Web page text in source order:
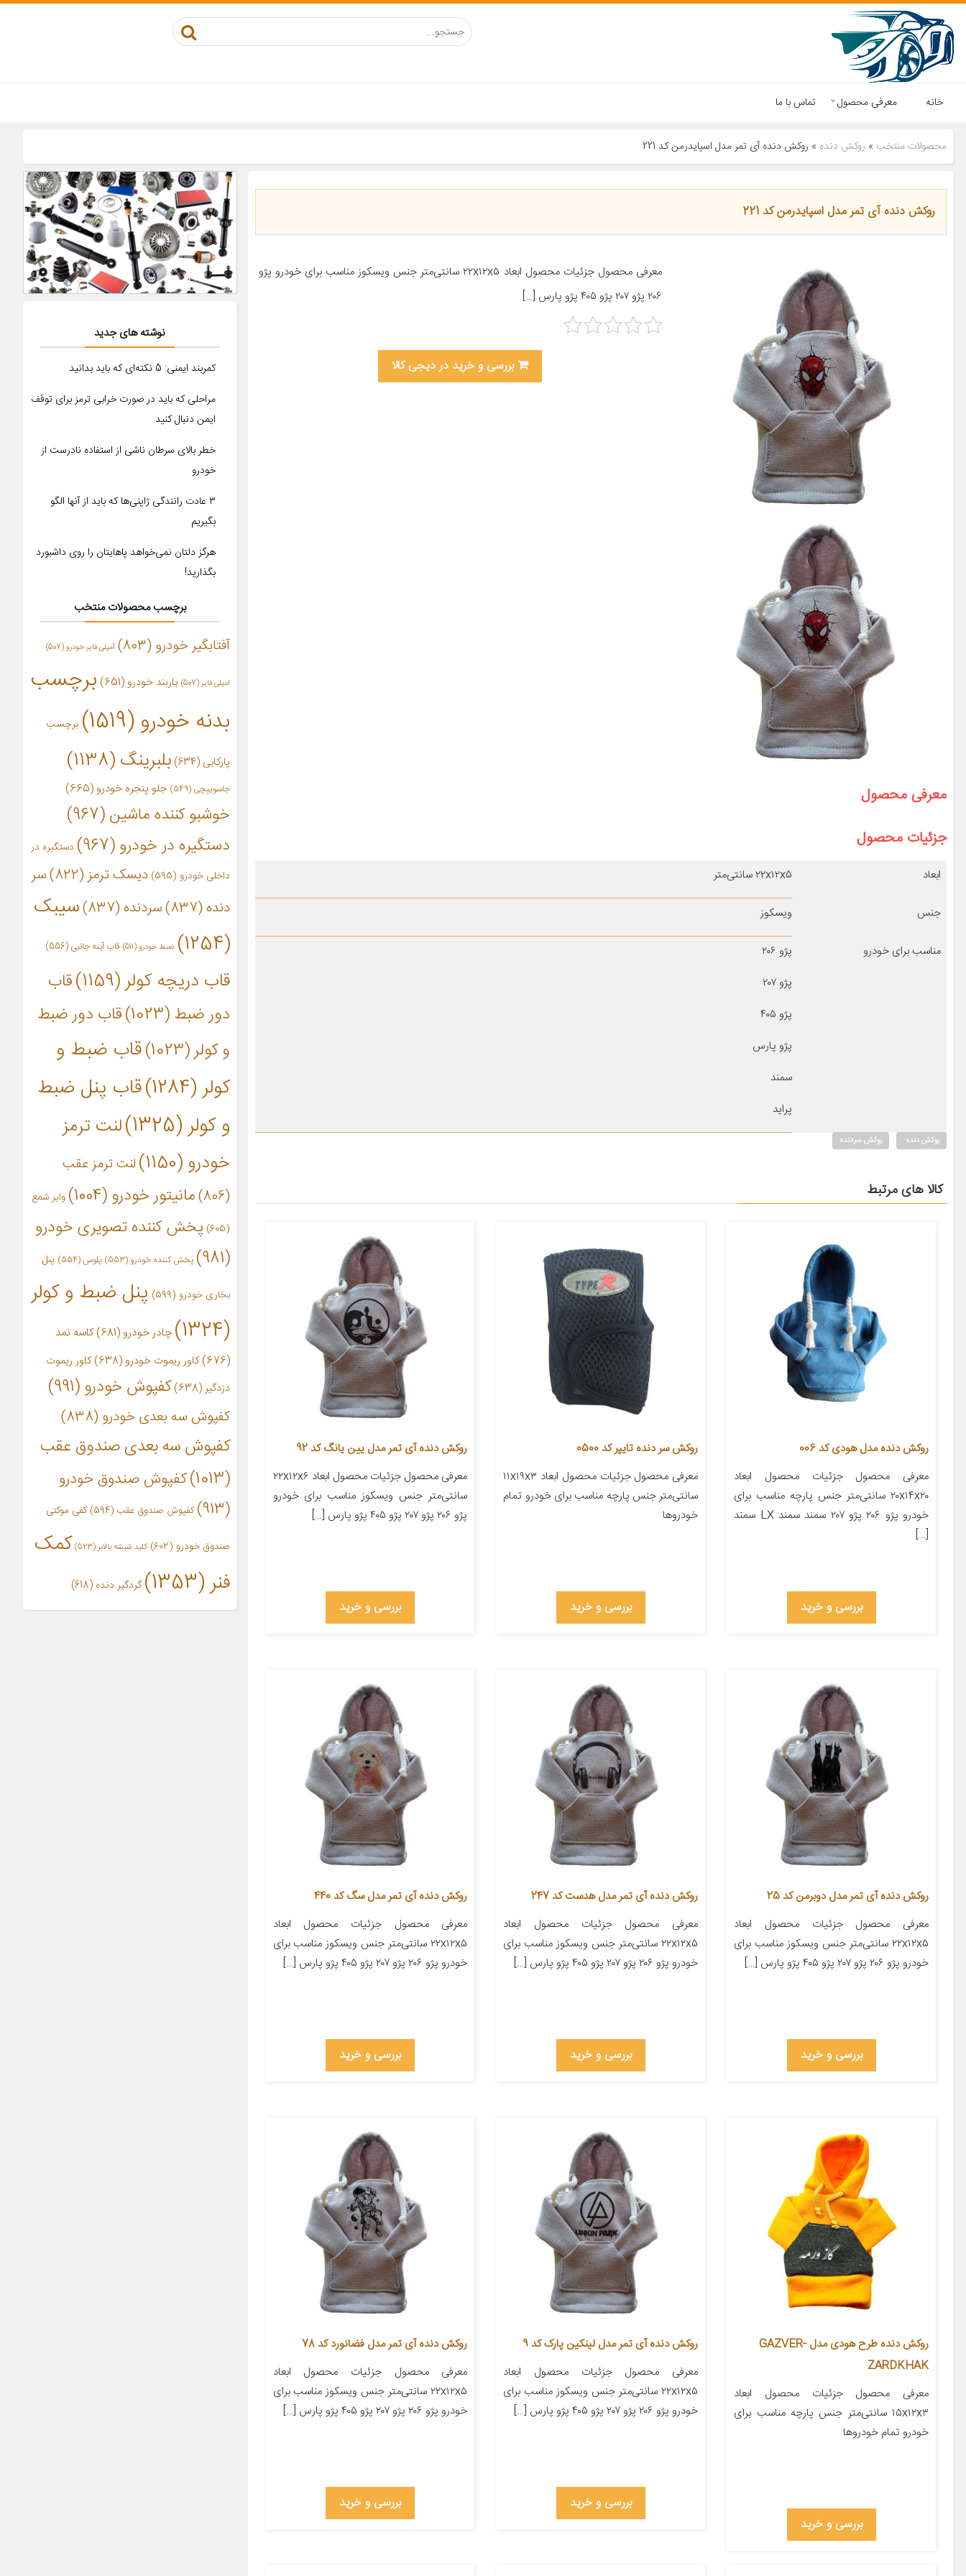
خانه معرفی محصول تماس با ما
محصولات منتخب » روکش دنده » روکش دنده آی تمر مدل اسپایدرمن کد 221
روکش دنده آی تمر مدل اسپایدرمن کد 221
معرفی محصول جزئیات محصول ابعاد ۲۲x۱۲x۵ سانتی‌متر جنس ویسکوز مناسب برای خودرو پژو
۲۰۶ پژو ۲۰۷ پژو ۴۰۵ پژو پارس […]
بررسی و خرید در دیجی کالا
معرفی محصول
جزئیات محصول
ابعاد ۲۲x۱۲x۵ سانتی‌متر
جنس ویسکوز
مناسب برای خودرو
پژو ۲۰۶
پژو ۲۰۷
پژو ۴۰۵
پژو پارس
سمند
پراید
روکش دنده روکش سردنده
کالا های مرتبط
روکش دنده مدل هودی کد 006
معرفی محصول جزئیات محصول ابعاد
۲۰x۱۴x۲۰ سانتی‌متر جنس پارچه مناسب برای
خودرو پژو ۲۰۶ پژو ۲۰۷ سمند سمند LX سمند
[…]
بررسی و خرید
روکش سر دنده تایپر کد 0500
معرفی محصول جزئیات محصول ابعاد ۱۱x۱۹x۳
سانتی‌متر جنس پارچه مناسب برای خودرو تمام
خودروها
بررسی و خرید
روکش دنده آی تمر مدل یین یانگ کد 92
معرفی محصول جزئیات محصول ابعاد ۲۲x۱۲x۶
سانتی‌متر جنس ویسکوز مناسب برای خودرو
پژو ۲۰۶ پژو ۲۰۷ پژو ۴۰۵ پژو پارس […]
بررسی و خرید
روکش دنده آی تمر مدل دوبرمن کد 25
معرفی محصول جزئیات محصول ابعاد
۲۲x۱۲x۵ سانتی‌متر جنس ویسکوز مناسب برای
خودرو پژو ۲۰۶ پژو ۲۰۷ پژو ۴۰۵ پژو پارس […]
بررسی و خرید
روکش دنده آی تمر مدل هدست کد 247
معرفی محصول جزئیات محصول ابعاد
۲۲x۱۲x۵ سانتی‌متر جنس ویسکوز مناسب برای
خودرو پژو ۲۰۶ پژو ۲۰۷ پژو ۴۰۵ پژو پارس […]
بررسی و خرید
روکش دنده آی تمر مدل سگ کد 440
معرفی محصول جزئیات محصول ابعاد
۲۲x۱۲x۵ سانتی‌متر جنس ویسکوز مناسب برای
خودرو پژو ۲۰۶ پژو ۲۰۷ پژو ۴۰۵ پژو پارس […]
بررسی و خرید
روکش دنده طرح هودی مدل GAZVER-
ZARDKHAK
معرفی محصول جزئیات محصول ابعاد
۱۵x۱۲x۳ سانتی‌متر جنس پارچه مناسب برای
خودرو تمام خودروها
بررسی و خرید
روکش دنده آی تمر مدل لینکین پارک کد 9
معرفی محصول جزئیات محصول ابعاد
۲۲x۱۲x۵ سانتی‌متر جنس ویسکوز مناسب برای
خودرو پژو ۲۰۶ پژو ۲۰۷ پژو ۴۰۵ پژو پارس […]
بررسی و خرید
روکش دنده آی تمر مدل فضانورد کد 78
معرفی محصول جزئیات محصول ابعاد
۲۲x۱۲x۵ سانتی‌متر جنس ویسکوز مناسب برای
خودرو پژو ۲۰۶ پژو ۲۰۷ پژو ۴۰۵ پژو پارس […]
بررسی و خرید
نوشته های جدید
کمربند ایمنی: 5 نکته‌ای که باید بدانید
مراحلی که باید در صورت خرابی ترمز برای توقف
ایمن دنبال کنید
خطر بالای سرطان ناشی از استفاده نادرست از
خودرو
۳ عادت رانندگی ژاپنی‌ها که باید از آنها الگو
بگیریم
هرگز دلتان نمی‌خواهد پاهایتان را روی داشبورد
بگذارید!
برچسب محصولات منتخب
آفتابگیر خودرو (803) آمپلی فایر خودرو(507)
امپلی فایر (507) باربند خودرو(651)
برچسب
بدنه خودرو(1519) برچسب
پارکابی (634) بلبرینگ(1138)
جاسوییچی (549) جلو پنجره خودرو (665)
خوشبو کننده ماشین(967)
دستگیره در خودرو(967)
دستگیره در
داخلی خودرو (595) دیسک ترمز(822)
سر
دنده(837) سردنده(837)
سیبک
(1254)
ضبط خودرو(511) قاب آینه جانبی (556)
قاب دریچه کولر(1159)
قاب
دور ضبط(1023)
قاب دور ضبط
و کولر(1023)
قاب ضبط و
کولر(1284)
قاب پنل ضبط
و کولر(1325)
لنت ترمز
خودرو(1150)
لنت ترمز عقب
(806)
مانیتور خودرو(1004)
وایر شمع
(605)
پخش کننده تصویری خودرو
(981)
پخش کننده خودرو(553) پلوس(554) پنل
بخاری خودرو (599)
پنل ضبط و کولر
(1324)
چادر خودرو (681)
کاسه نمد
(676)
کاور ریموت خودرو(638)
کاور ریموت
دزدگیر(638) کفپوش خودرو(991)
کفپوش سه بعدی خودرو (838)
کفپوش سه بعدی صندوق عقب
(1013)
کفپوش صندوق خودرو
(913)
کفپوش صندوق عقب (594) کفی موکتی
صندوق خودرو (602) کلید شیشه بالابر(523)
کمک
فنر(1353) گردگیر دنده (618)